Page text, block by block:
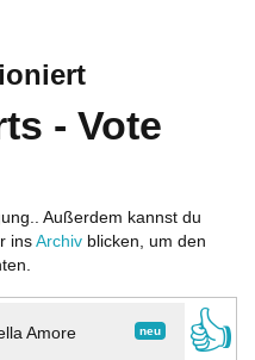
- Vote
Außerdem kannst du
ins Archiv blicken, um den
neu
Amore
👍